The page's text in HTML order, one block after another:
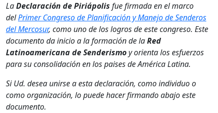
LaDeclaración de Piriápolis fue firmada en el marco
delPrimer Congreso de Planificación y Manejo de Senderos
del Mercosur, como uno de los logros de este congreso. Este
documento da inicio a la formación de laRed
Latinoamericana de Senderismoy orienta los esfuerzos
para su consolidación en los paises de América Latina.
Si Ud. desea unirse a esta declaración, como individuo o
como organización, lo puede hacer firmando abajo este
documento.